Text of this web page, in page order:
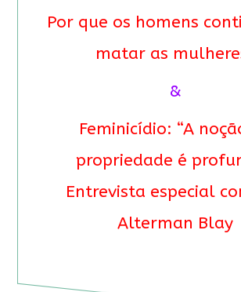
Por que os homens
matar as
&
Feminicídio: “A
propriedade é
Entrevista especial
Alterman Blay